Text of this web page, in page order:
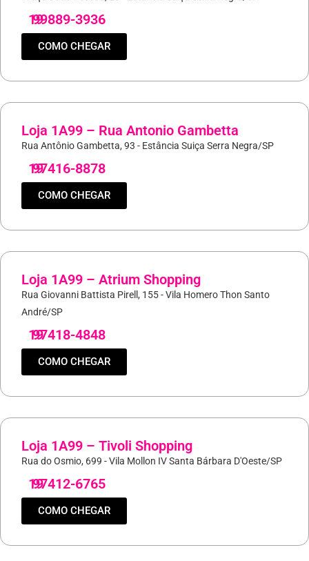
19
99889-3936
COMO CHEGAR
Loja 1A99 – Rua Antonio Gambetta
Rua Antônio Gambetta, 93 - Estância Suiça Serra Negra/SP
19
97416-8878
COMO CHEGAR
Loja 1A99 – Atrium Shopping
Rua Giovanni Battista Pirell, 155 - Vila Homero Thon Santo
André/SP
19
97418-4848
COMO CHEGAR
Loja 1A99 – Tivoli Shopping
Rua do Osmio, 699 - Vila Mollon IV Santa Bárbara D'Oeste/SP
19
97412-6765
COMO CHEGAR